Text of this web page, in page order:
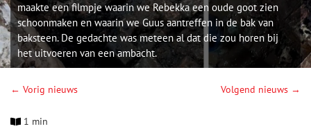
maakte een filmpje waarin we Rebekka een oude goot zien
schoonmaken en waarin we Guus aantreffen in de bak van
baksteen. De gedachte was meteen al dat die zou horen bij
het uitvoeren van een ambacht.
← Vorig nieuws Volgend nieuws →
1 min